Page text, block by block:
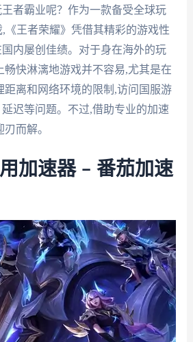
者霸业呢？作为一款备受全球玩
《王者荣耀》凭借其精彩的游戏性
内屡创佳绩。对于身在海外的玩
畅快淋漓地游戏并不容易,尤其是在
距离和网络环境的限制,访问国服游
迟等问题。不过,借助专业的加速
而解。
加速器 – 番茄加速